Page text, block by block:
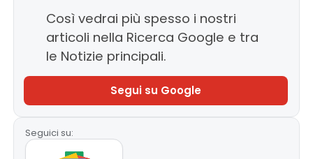
Così vedrai più spesso i nostri
articoli nella Ricerca Google e tra
le Notizie principali.
Segui su Google
Seguici su: